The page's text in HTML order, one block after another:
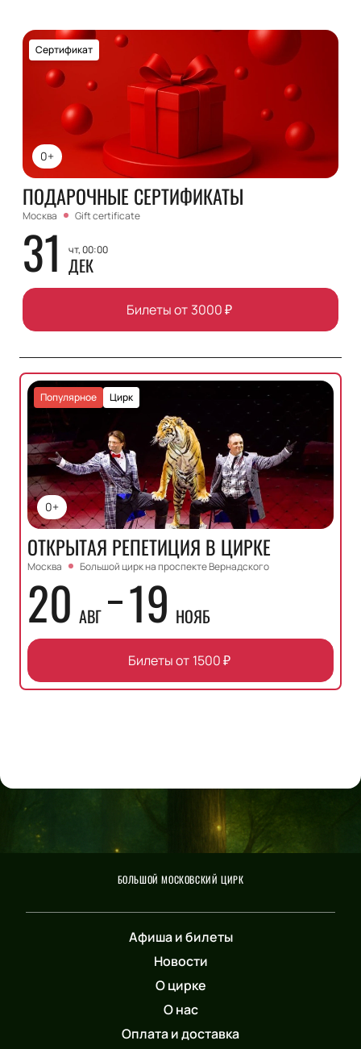
0+
Сертификат
ПОДАРОЧНЫЕ СЕРТИФИКАТЫ
Москва Gift certificate
31 чт, 00:00
ДЕК
Билеты от 3000₽
0+
Цирк
Популярное
ОТКРЫТАЯ РЕПЕТИЦИЯ В ЦИРКЕ
Москва Большой цирк на проспекте Вернадского
20 АВГ 19 НОЯБ
Билеты от 1500₽
БОЛЬШОЙ МОСКОВСКИЙ ЦИРК
Афиша и билеты
Новости
О цирке
О нас
Оплата и доставка